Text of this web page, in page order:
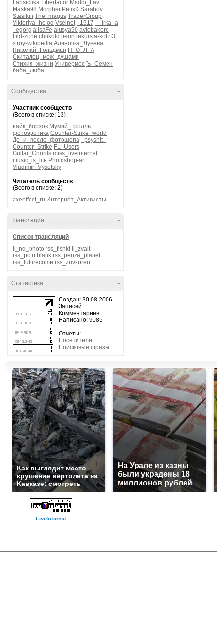
Larisichka Libertador Maddi_Lav
Maska98 Morpher PetixK Sarahov
Stasikin The_magus TraderGroup
Viktoriya_holod Vseinet _1917
__irka_a
_egorg alisaFe alusya90 avtobakero
bild-zone chukold peon rekursia-kot rf3
stroy-wikipedia Алиночка_Лунева
Николай_Гольдман П_О_Л_А
Скиталец_меж_душами
Стихия_жизни Универмос Ъ_Семен
баба_люба
-
Сообщества
Участник сообществ
(Всего в списке: 13)
найк_борзов Мумий_Тролль
фотоэротика Counter-Strike_world
До_и_после_фотошопа
_psyshit_
Counter_Strike FL_Users
Guitar_Chords miss_liveinternet
music_is_life Photoshop-art
Vladimir_Vysotsky
Читатель сообществ
(Всего в списке: 2)
axeeffect_ru Интернет_Активисты
-
Трансляции
Список трансляций
lj_ng_photo rss_fishki lj_zyalt
rss_pointblank rss_penza_planet
rss_futurecome rss_zrivkoren
-
Статистика
Создан: 30.08.2006
Записей:
Комментариев:
Написано: 9085
Отчеты:
Посетители
Поисковые фразы
Как выглядит место
крушение вертолета на
Кавказе: смотреть
На Урале из казны
были украдены 18
миллионов рублей
LiveInternet